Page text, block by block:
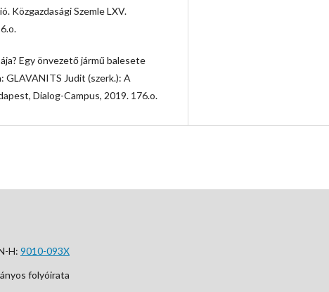
Közgazdasági Szemle LXV.
Egy önvezető jármű balesete
GLAVANITS Judit (szerk.): A
Dialog-Campus, 2019. 176.o.
H: 9010-093X
folyóirata